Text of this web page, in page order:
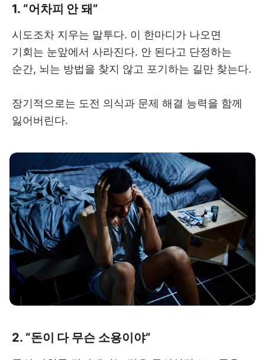
1. “어차피 안 돼”
시도조차 지우는 말투다. 이 한마디가 나오면
기회는 눈앞에서 사라진다. 안 된다고 단정하는
순간, 뇌는 방법을 찾지 않고 포기하는 길만 찾는다.
장기적으로는 도전 의식과 문제 해결 능력을 함께
잃어버린다.
2. “돈이 다 무슨 소용이야”